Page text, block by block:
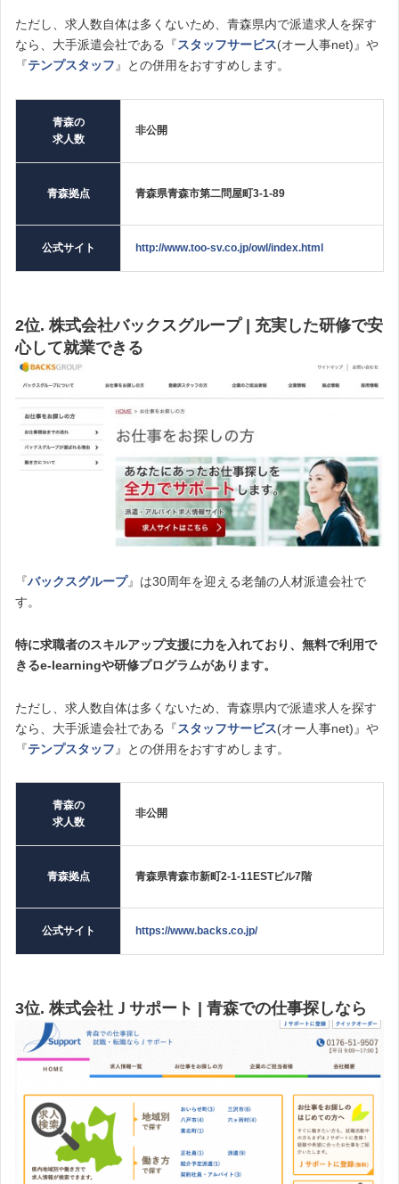
ただし、求人数自体は多くないため、青森県内で派遣求人を探す
なら、大手派遣会社である『スタッフサービス(オー人事net)』や
『テンプスタッフ』との併用をおすすめします。
青森の
求人数
非公開
青森拠点 青森県青森市第二問屋町3-1-89
公式サイト http://www.too-sv.co.jp/owl/index.html
2位. 株式会社バックスグループ | 充実した研修で安
心して就業できる
『バックスグループ』は30周年を迎える老舗の人材派遣会社で
す。
特に求職者のスキルアップ支援に力を入れており、無料で利用で
きるe-learningや研修プログラムがあります。
ただし、求人数自体は多くないため、青森県内で派遣求人を探す
なら、大手派遣会社である『スタッフサービス(オー人事net)』や
『テンプスタッフ 』との併用をおすすめします。
青森の
求人数
非公開
青森拠点 青森県青森市新町2-1-11ESTビル7階
公式サイト https://www.backs.co.jp/
3位. 株式会社Ｊサポート | 青森での仕事探しなら